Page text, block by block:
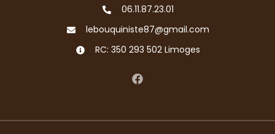
06.11.87.23.01
lebouquiniste87@gmail.com
RC: 350 293 502 Limoges